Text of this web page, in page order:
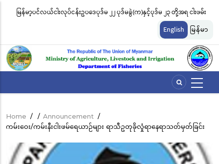
မြန်မာ့ပင်လယ်ငါးလုပ်ငန်းဥပဒေပုဒ်မ ၂၂ ပုဒ်မခွဲ(က)နှင့်ပုဒ်မ ၂၃ တို့အရ ငါးဖမ်း
ကိရိယာအမျိုးအစားအလိုက် လိုင်စင်ခနှုန်းထားများကို အောက်ပါအတိုင်း
English မြန်မာ
Breadcrumb
Home / / Announcement /
ကမ်းဝေး/ကမ်းနီးငါးဖမ်ရေယာဉ်များ ရာသီဥတုခိုလှုံရာနေရာသတ်မှတ်ခြင်း